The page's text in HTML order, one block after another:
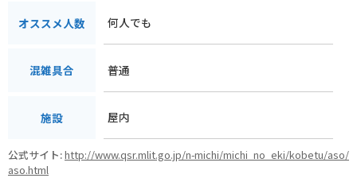
オススメ人数 何人でも
混雑具合 普通
施設 屋内
公式サイト:http://www.qsr.mlit.go.jp/n-michi/michi_no_eki/kobetu/aso/
aso.html